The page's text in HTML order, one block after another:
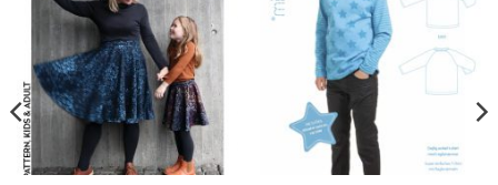
aan
verlanglijst
Toevoegen
verlanglijst